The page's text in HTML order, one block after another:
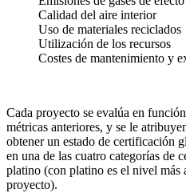
Calidad del aire interior
Uso de materiales reciclados
Utilización de los recursos
Costes de mantenimiento y
Cada proyecto se evalúa en
métricas anteriores, y se le
obtener un estado de certificación
en una de las cuatro categorías de
platino (con platino es el nivel más
proyecto).